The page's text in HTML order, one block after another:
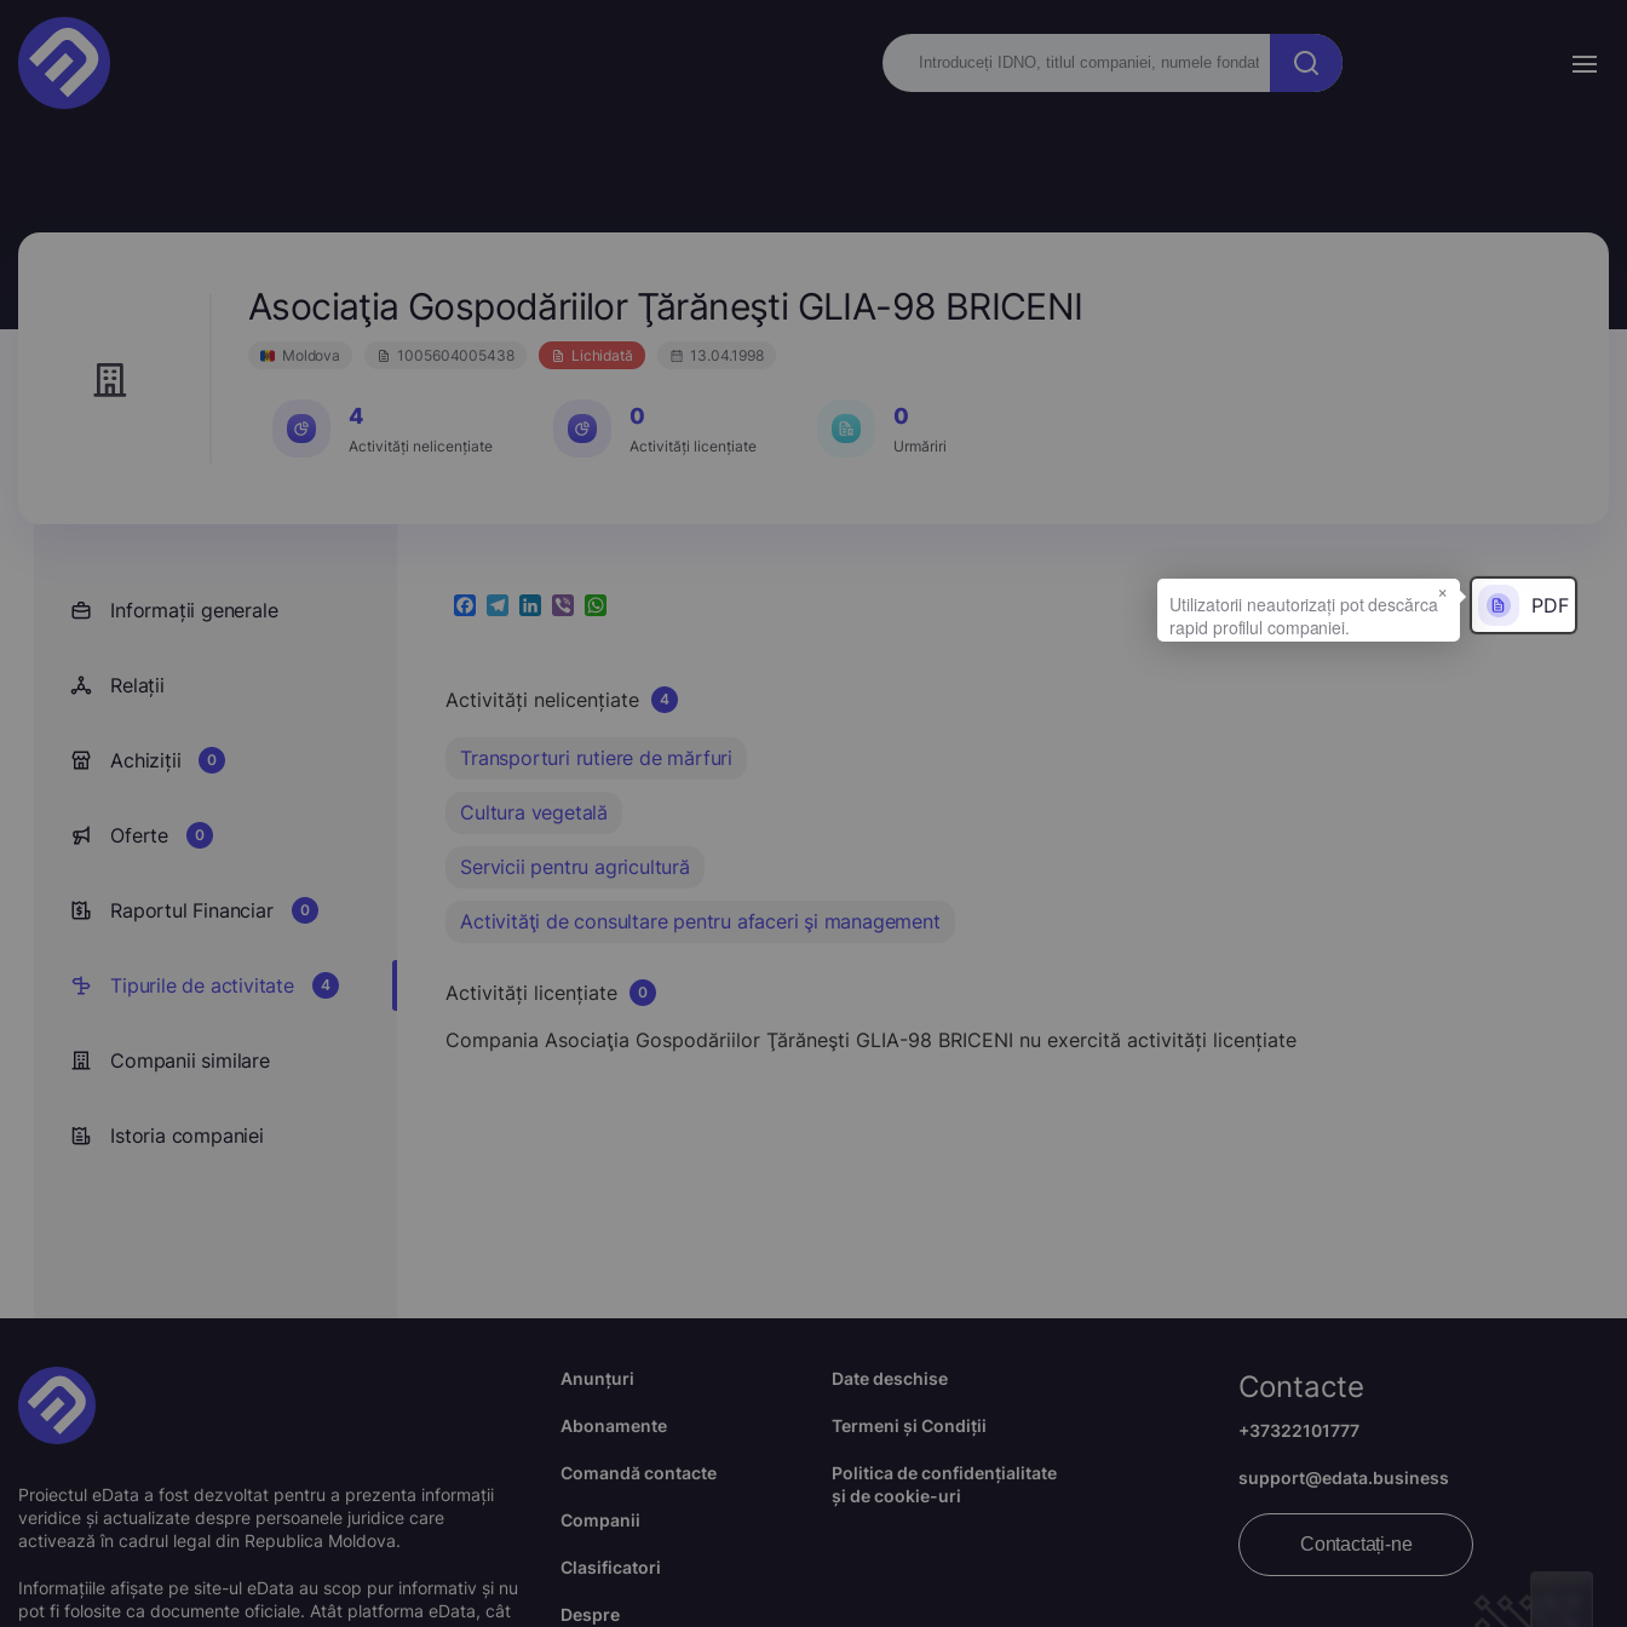
Asociaţia Gospodăriilor Ţărăneşti GLIA-98 BRICENI
Moldova 1005604005438 Lichidată 13.04.1998
4
Activități nelicențiate
0
Activități licențiate
0
Urmăriri
Informații generale
Relații
Achiziții 0
Oferte 0
Raportul Financiar 0
Tipurile de activitate 4
Companii similare
Istoria companiei
Facebook
Telegram
LinkedIn
ViberWhatsApp PDF
Activități nelicențiate 4
Transporturi rutiere de mărfuri
Cultura vegetală
Servicii pentru agricultură
Activităţi de consultare pentru afaceri şi management
Activități licențiate 0
Compania Asociaţia Gospodăriilor Ţărăneşti GLIA-98 BRICENI nu exercită activități licențiate
Proiectul eData a fost dezvoltat pentru a prezenta informații
veridice și actualizate despre persoanele juridice care
activează în cadrul legal din Republica Moldova.
Informațiile afișate pe site-ul eData au scop pur informativ și nu
pot fi folosite ca documente oficiale. Atât platforma eData, cât
Anunțuri
Abonamente
Comandă contacte
Companii
Clasificatori
Despre
Date deschise
Termeni și Condiții
Politica de confidențialitate
și de cookie-uri
Contacte
+37322101777
support@edata.business
Contactați-ne
×